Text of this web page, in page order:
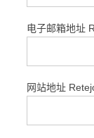
电子邮箱地址
网站地址